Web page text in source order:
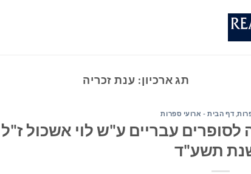
תג ארכיון: ענת זכריה
, דף הבית - ארועי ספרות
לסופרים עבריים ע"ש לוי אשכול ז"ל
תשע"ד